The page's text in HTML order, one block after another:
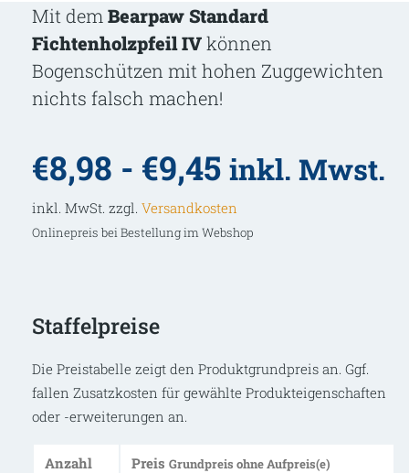
Mit dem Bearpaw Standard
Fichtenholzpfeil IVkönnen
Bogenschützen mit hohen Zuggewichten
nichts falsch machen!
€8,98 - €9,45 inkl. Mwst.
inkl. MwSt. zzgl. Versandkosten
Onlinepreis bei Bestellung im Webshop
Staffelpreise
Die Preistabelle zeigt den Produktgrundpreis an. Ggf.
fallen Zusatzkosten für gewählte Produkteigenschaften
oder -erweiterungen an.
Anzahl Preis Grundpreis ohne Aufpreis(e)